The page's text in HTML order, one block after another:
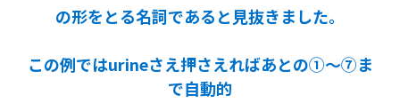
の形をとる名詞であると見抜きました。
この例ではurineさえ押さえればあとの①～⑦ま
で自動的